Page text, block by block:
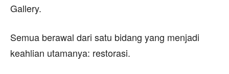
Gallery.
Semua berawal dari satu bidang yang menjadi
keahlian utamanya: restorasi.